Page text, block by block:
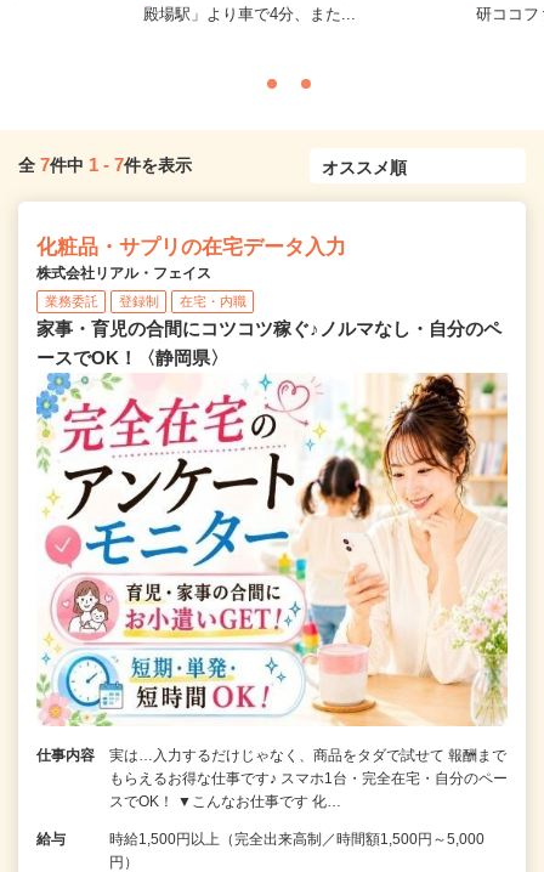
殿場駅」より車で4分、また...
研ココフ
全 7件中 1 - 7件を表示
化粧品・サプリの在宅データ入力
株式会社リアル・フェイス
業務委託 登録制 在宅・内職
家事・育児の合間にコツコツ稼ぐ♪ノルマなし・自分のペ
ースでOK！〈静岡県〉
仕事内容
実は…入力するだけじゃなく、商品をタダで試せて 報酬まで
もらえるお得な仕事です♪ スマホ1台・完全在宅・自分のペー
スでOK！ ▼こんなお仕事です 化…
給与
時給1,500円以上（完全出来高制／時間額1,500円～5,000
円）